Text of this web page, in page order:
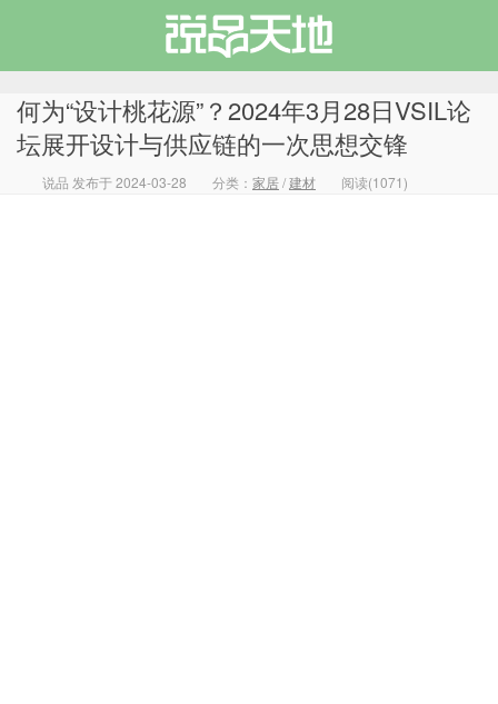
何为“设计桃花源”？2024年3月28日VSIL论
坛展开设计与供应链的一次思想交锋
说品 发布于 2024-03-28 分类： 家居/建材 阅读(1071)